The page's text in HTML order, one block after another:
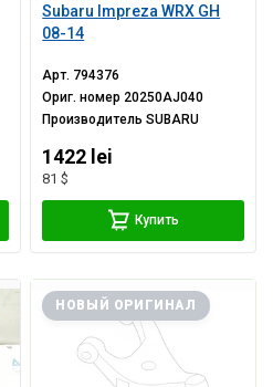
Subaru Impreza WRX GH
08-14
Арт. 794376
Ориг. номер 20250AJ040
ПроизводительSUBARU
1422 lei
81 $
Купить
НОВЫЙ ОРИГИНАЛ